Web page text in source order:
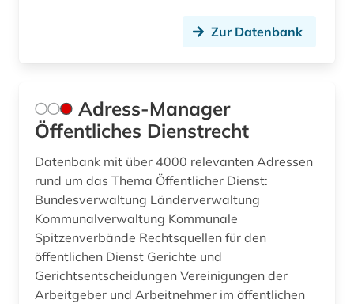
bundesverwaltungsgericht (4)
byzanz (1)
börsenrecht (2)
bücher (1)
bürgerliches gesetzbuch (6)
bürgerliches recht (3)
Zur Datenbank
Adress-Manager
Öffentliches Dienstrecht
Datenbank mit über 4000 relevanten Adressen
rund um das Thema Öffentlicher Dienst:
Bundesverwaltung Länderverwaltung
Kommunalverwaltung Kommunale
Spitzenverbände Rechtsquellen für den
öffentlichen Dienst Gerichte und
Gerichtsentscheidungen Vereinigungen der
Arbeitgeber und Arbeitnehmer im öffentlichen